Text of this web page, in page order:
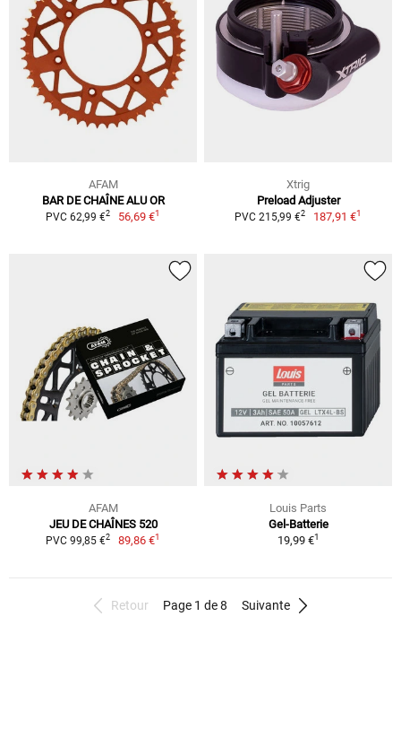
AFAM
BAR DE CHAÎNE ALU OR
PVC 62,99 €2 56,69 €1
Xtrig
Preload Adjuster
PVC 215,99 €2 187,91 €1
AFAM
JEU DE CHAÎNES 520
PVC 99,85 €2 89,86 €1
Louis Parts
Gel-Batterie
19,99 €1
Retour Page 1 de 8 Suivante